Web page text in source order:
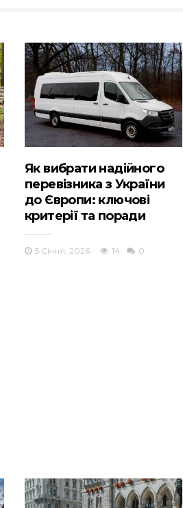
Як вибрати надійного
перевізника з України
до Європи: ключові
критерії та поради
5 Січня, 2026 14 0